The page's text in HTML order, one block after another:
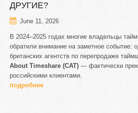
ДРУГИЕ?
June 11, 2026
В 2024–2025 годах многие владельцы
обратили внимание на заметное событие:
британских агентств по перепродаже
About Timeshare (CAT) — фактически
российскими клиентами.
подробнее